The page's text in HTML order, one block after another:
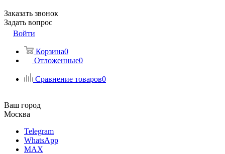
Заказать звонок
Задать вопрос
Войти
Корзина0
Отложенные0
Сравнение товаров0
Ваш город
Москва
Telegram
WhatsApp
MAX